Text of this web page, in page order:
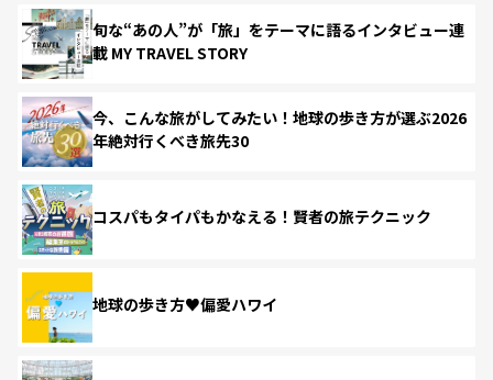
旬な“あの人”が「旅」をテーマに語るインタビュー連
載 MY TRAVEL STORY
今、こんな旅がしてみたい！地球の歩き方が選ぶ2026
年絶対行くべき旅先30
コスパもタイパもかなえる！賢者の旅テクニック
地球の歩き方♥偏愛ハワイ